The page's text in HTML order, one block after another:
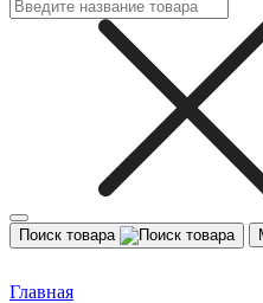
Поиск товара
Главная